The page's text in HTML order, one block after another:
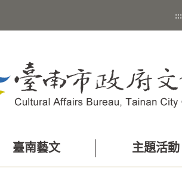
:::
臺南藝文 主題活動